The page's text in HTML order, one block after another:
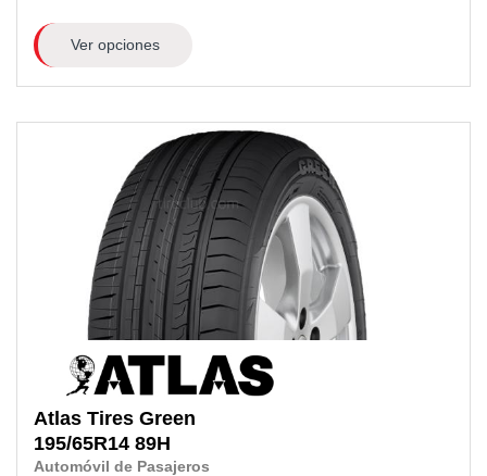
Ver opciones
Atlas Tires Green
195/65R14 89H
Automóvil de Pasajeros